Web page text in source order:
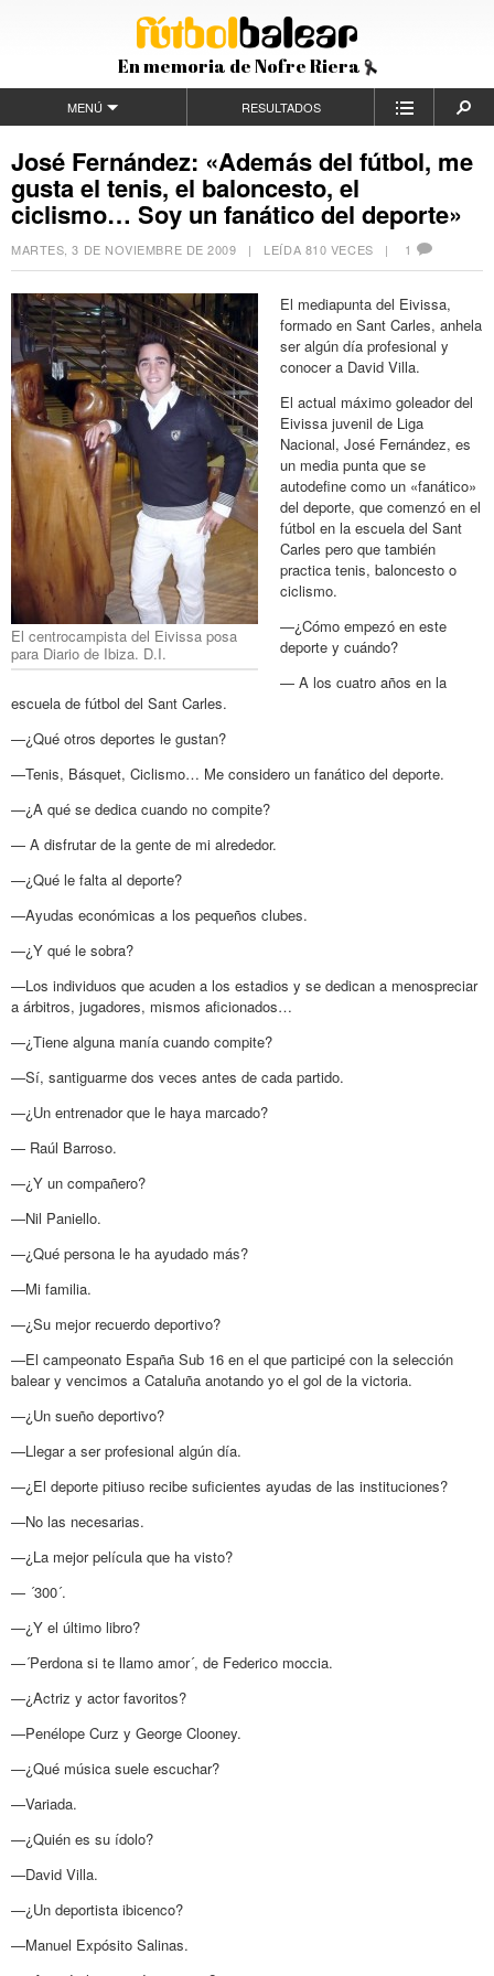
En memoria de Nofre Riera
MENÚ RESULTADOS
José Fernández: «Además del fútbol, me
gusta el tenis, el baloncesto, el
ciclismo… Soy un fanático del deporte»
MARTES, 3 DE NOVIEMBRE DE 2009 | LEÍDA 810 VECES | 1
El centrocampista del Eivissa posa
para Diario de Ibiza. D.I.
El mediapunta del Eivissa,
formado en Sant Carles, anhela
ser algún día profesional y
conocer a David Villa.
El actual máximo goleador del
Eivissa juvenil de Liga
Nacional, José Fernández, es
un media punta que se
autodefine como un «fanático»
del deporte, que comenzó en el
fútbol en la escuela del Sant
Carles pero que también
practica tenis, baloncesto o
ciclismo.
—¿Cómo empezó en este
deporte y cuándo?
— A los cuatro años en la
escuela de fútbol del Sant Carles.
—¿Qué otros deportes le gustan?
—Tenis, Básquet, Ciclismo… Me considero un fanático del deporte.
—¿A qué se dedica cuando no compite?
— A disfrutar de la gente de mi alrededor.
—¿Qué le falta al deporte?
—Ayudas económicas a los pequeños clubes.
—¿Y qué le sobra?
—Los individuos que acuden a los estadios y se dedican a menospreciar
a árbitros, jugadores, mismos aficionados…
—¿Tiene alguna manía cuando compite?
—Sí, santiguarme dos veces antes de cada partido.
—¿Un entrenador que le haya marcado?
— Raúl Barroso.
—¿Y un compañero?
—Nil Paniello.
—¿Qué persona le ha ayudado más?
—Mi familia.
—¿Su mejor recuerdo deportivo?
—El campeonato España Sub 16 en el que participé con la selección
balear y vencimos a Cataluña anotando yo el gol de la victoria.
—¿Un sueño deportivo?
—Llegar a ser profesional algún día.
—¿El deporte pitiuso recibe suficientes ayudas de las instituciones?
—No las necesarias.
—¿La mejor película que ha visto?
— ´300´.
—¿Y el último libro?
—´Perdona si te llamo amor´, de Federico moccia.
—¿Actriz y actor favoritos?
—Penélope Curz y George Clooney.
—¿Qué música suele escuchar?
—Variada.
—¿Quién es su ídolo?
—David Villa.
—¿Un deportista ibicenco?
—Manuel Expósito Salinas.